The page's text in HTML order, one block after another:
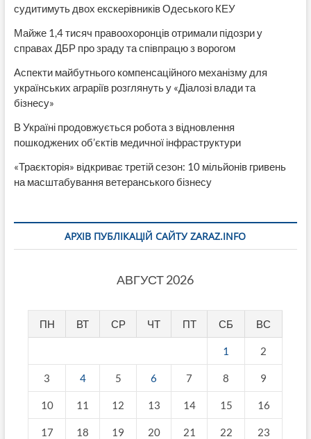
судитимуть двох екскерівників Одеського КЕУ
Майже 1,4 тисяч правоохоронців отримали підозри у
справах ДБР про зраду та співпрацю з ворогом
Аспекти майбутнього компенсаційного механізму для
українських аграріїв розглянуть у «Діалозі влади та
бізнесу»
В Україні продовжується робота з відновлення
пошкоджених об’єктів медичної інфраструктури
«Траєкторія» відкриває третій сезон: 10 мільйонів гривень
на масштабування ветеранського бізнесу
АРХІВ ПУБЛІКАЦІЙ САЙТУ ZARAZ.INFO
АВГУСТ 2026
ПН ВТ СР ЧТ ПТ СБ ВС
1 2
3 4 5 6 7 8 9
10 11 12 13 14 15 16
17 18 19 20 21 22 23